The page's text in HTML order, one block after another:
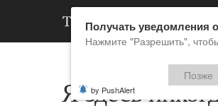
Я здесь
Получать уведомления
Нажмите "Разрешить",
Позже
by PushAlert